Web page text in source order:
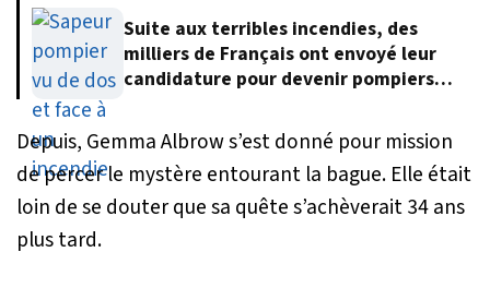
Suite aux terribles incendies, des
milliers de Français ont envoyé leur
candidature pour devenir pompiers
Depuis, Gemma Albrow s’est donné pour mission
de percer le mystère entourant la bague. Elle était
loin de se douter que sa quête s’achèverait 34 ans
plus tard.